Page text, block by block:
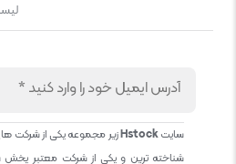
سایتHstockزیر مجموعه یکی از شرکت